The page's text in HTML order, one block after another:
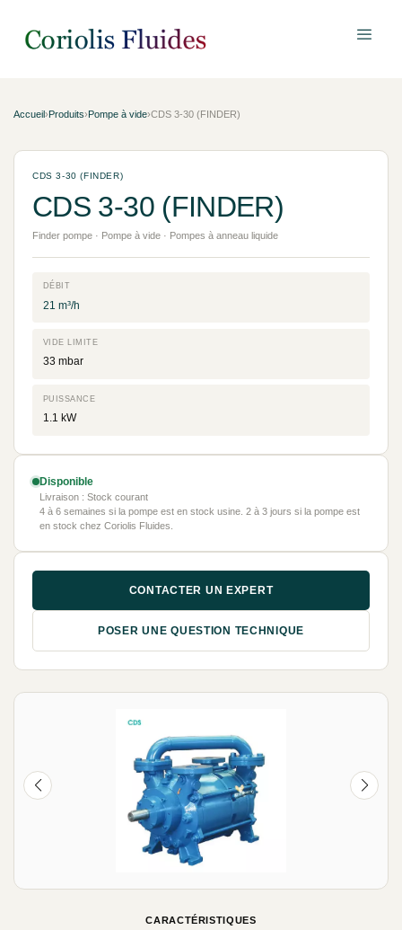
Accueil›Produits›Pompe à vide›CDS 3-30 (FINDER)
CARACTÉRISTIQUES
CDS 3-30 (FINDER)
CDS 3-30 (FINDER)
Finder pompe · Pompe à vide · Pompes à anneau liquide
DÉBIT
21 m³/h
VIDE LIMITE
33 mbar
PUISSANCE
1.1 kW
Disponible
Livraison : Stock courant
4 à 6 semaines si la pompe est en stock usine. 2 à 3 jours si la pompe est
en stock chez Coriolis Fluides.
CONTACTER UN EXPERT
POSER UNE QUESTION TECHNIQUE